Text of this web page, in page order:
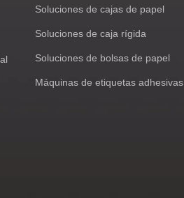
Soluciones de cajas de papel
Soluciones de caja rígida
Soluciones de bolsas de papel
Máquinas de etiquetas adhesivas